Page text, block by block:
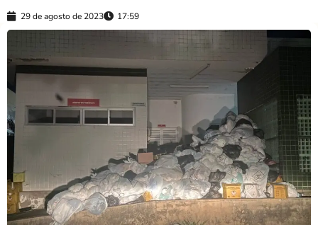
29 de agosto de 2023 17:59